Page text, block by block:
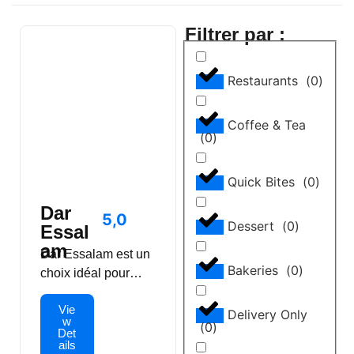
Filtrer par :
Restaurants (0)
Coffee & Tea
(0)
Quick Bites (0)
Dessert (0)
Bakeries (0)
Delivery Only
(0)
Dar
Essal
am
5,0
Dar Essalam est un
choix idéal pour
ceux qui souhaitent
découvrir la
véritable histoire et
la beauté
Vie
w
Det
ails